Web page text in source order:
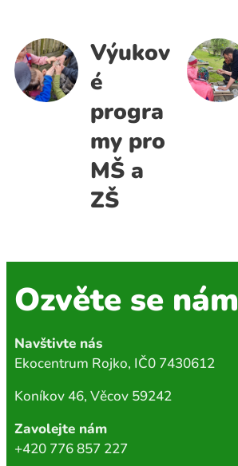
Výukov
é
progra
my pro
MŠ a
ZŠ
Ozvěte se nám
Navštivte nás
Ekocentrum Rojko, IČ0 7430612
Koníkov 46, Věcov 59242
Zavolejte nám
+420 776 857 227